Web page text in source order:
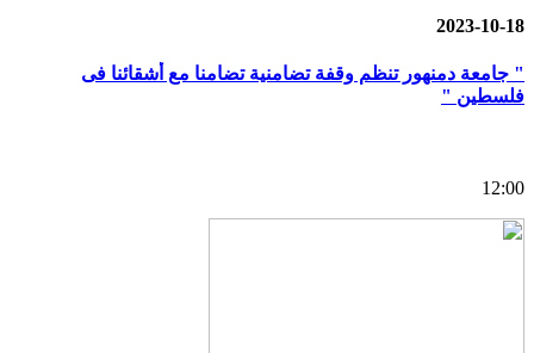
2023-10-18
" جامعة دمنهور تنظم وقفة تضامنية تضامنا مع أشقائنا فى
فلسطين "
12:00